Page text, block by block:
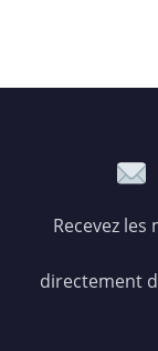
Recevez
directement